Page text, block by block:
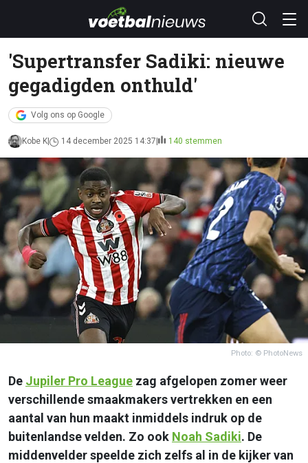
'Supertransfer Sadiki: nieuwe
gegadigden onthuld'
Volg ons op Google
Kobe K 14 december 2025 14:37 140 stemmen
Photo: © PhotoNews
De Jupiler Pro League zag afgelopen zomer weer
verschillende smaakmakers vertrekken en een
aantal van hun maakt inmiddels indruk op de
buitenlandse velden. Zo ook Noah Sadiki. De
middenvelder speelde zich zelfs al in de kijker van